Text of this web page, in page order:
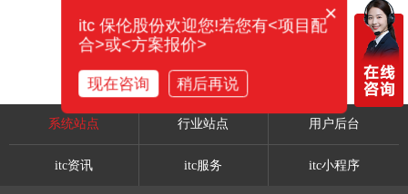
系统站点 行业站点 用户后台
itc资讯 itc服务 itc小程序
×
itc 保伦股份欢迎您!若您有<项目配
合>或<方案报价>
现在咨询 稍后再说